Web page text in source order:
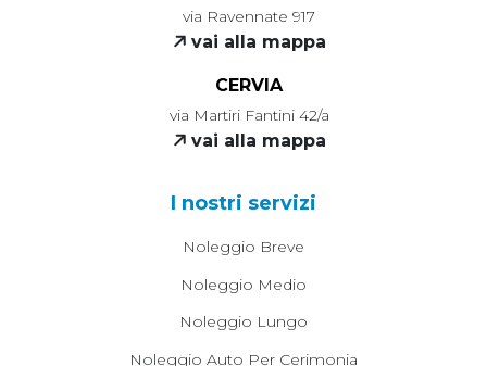
via Ravennate 917
vai alla mappa
CERVIA
via Martiri Fantini 42/a
vai alla mappa
I nostri servizi
Noleggio Breve
Noleggio Medio
Noleggio Lungo
Noleggio Auto Per Cerimonia